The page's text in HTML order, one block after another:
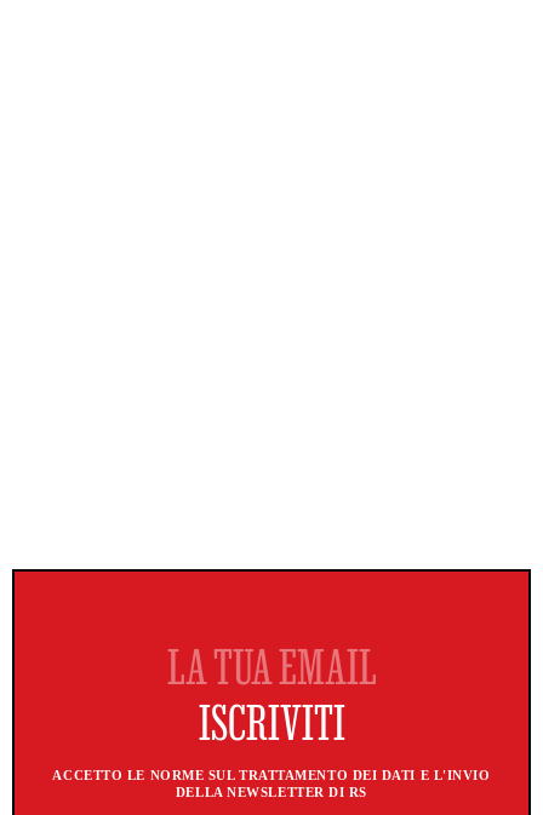
ACCETTO LE NORME SUL TRATTAMENTO DEI DATI E L'INVIO
DELLA NEWSLETTER DI RS